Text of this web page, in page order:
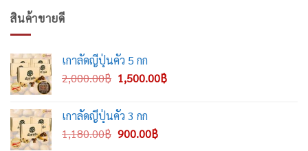
สินค้าขายดี
เกาลัดญี่ปุ่นคั่ว 5 กก
2,000.00฿ Original
was:
2,000.00฿.
1,500.00฿Current
เกาลัดญี่ปุ่นคั่ว 3 กก
1,180.00฿ Original
900.00฿Current